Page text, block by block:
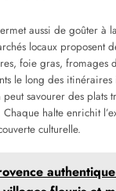
aussi de goûter à
locaux proposent
foie gras, fromages
le long des
peut savourer des plats
halte enrichit
culturelle.